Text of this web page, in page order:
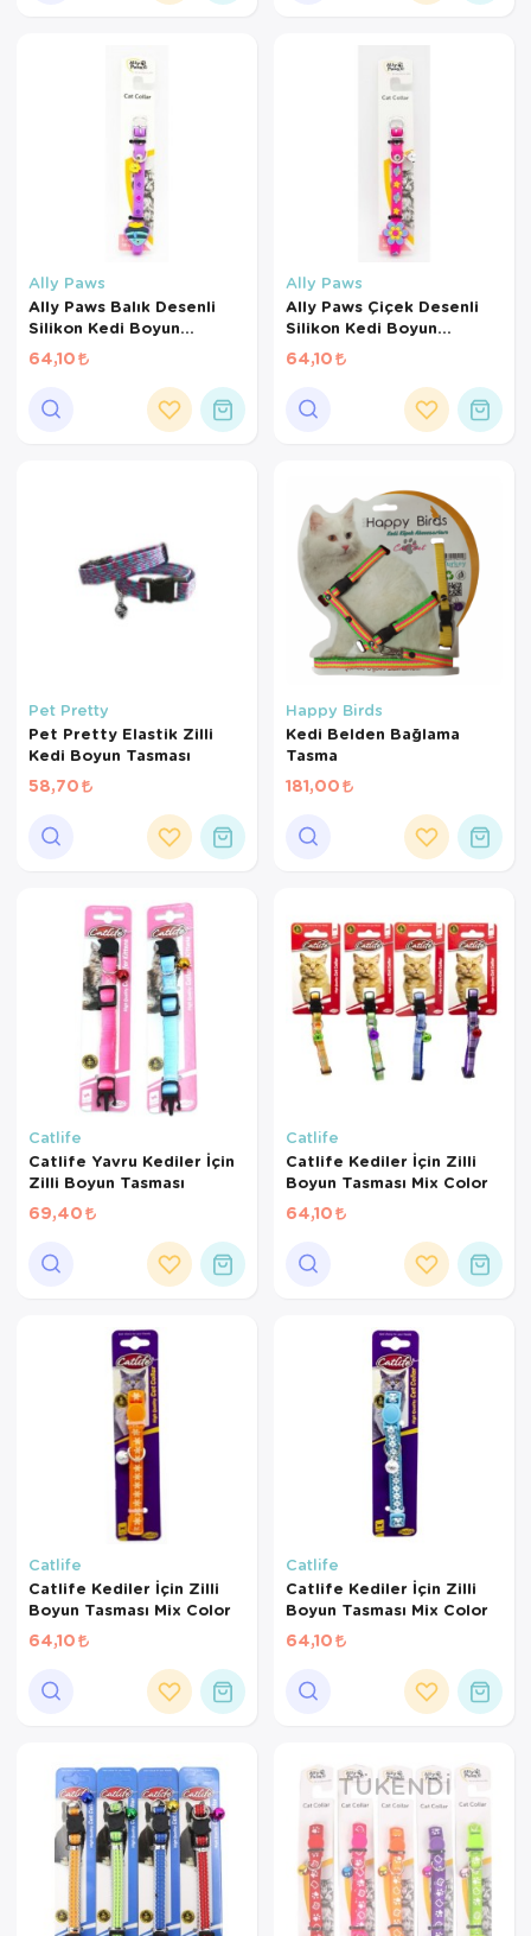
Ally Paws
Ally Paws Balık Desenli
Silikon Kedi Boyun
Tasması Zilli
64,10
Ally Paws
Ally Paws Çiçek Desenli
Silikon Kedi Boyun
Tasması Zilli
64,10
Pet Pretty
Pet Pretty Elastik Zilli
Kedi Boyun Tasması
58,70
Happy Birds
Kedi Belden Bağlama
Tasma
181,00
Catlife
Catlife Yavru Kediler İçin
Zilli Boyun Tasması
69,40
Catlife
Catlife Kediler İçin Zilli
Boyun Tasması Mix Color
64,10
Catlife
Catlife Kediler İçin Zilli
Boyun Tasması Mix Color
64,10
Catlife
Catlife Kediler İçin Zilli
Boyun Tasması Mix Color
64,10
TÜKENDI